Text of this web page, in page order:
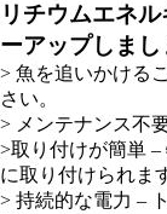
リチウムエネ
ーアップしまし
> 魚を追いかける
さい。
> メンテナンス不
>取り付けが簡単
に取り付けられま
> 持続的な電力 –